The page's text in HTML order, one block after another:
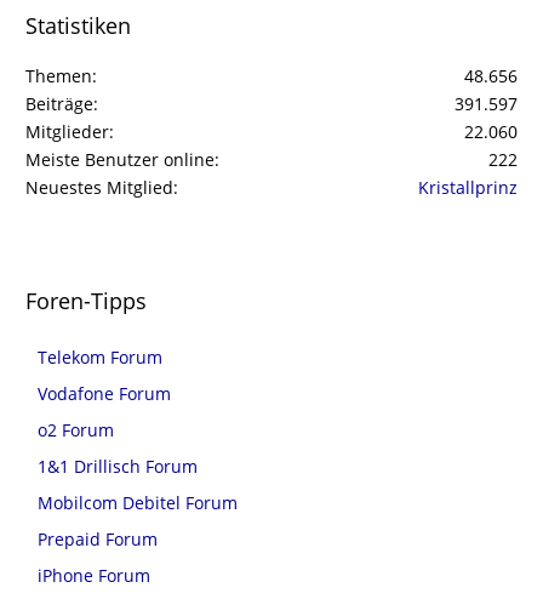
Statistiken
Themen
48.656
Beiträge
391.597
Mitglieder
22.060
Meiste Benutzer online
222
Neuestes Mitglied
Kristallprinz
Foren-Tipps
Telekom Forum
Vodafone Forum
o2 Forum
1&1 Drillisch Forum
Mobilcom Debitel Forum
Prepaid Forum
iPhone Forum